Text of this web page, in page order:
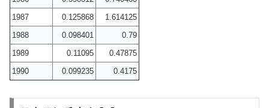
1987
0.125868
1.614125
1988
0.098401
0.79
1989
0.11095
0.47875
1990
0.099235 0.4175